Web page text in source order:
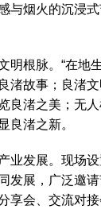
与烟火的沉浸
明根脉。“在地
渚故事；良渚
良渚之美；无
良渚之新。
业发展。现场
发展，广泛邀
享会、交流对